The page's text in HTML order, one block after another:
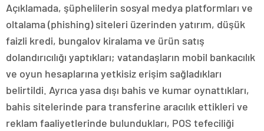
Açıklamada, şüphelilerin sosyal medya platformları ve
oltalama (phishing) siteleri üzerinden yatırım, düşük
faizli kredi, bungalov kiralama ve ürün satış
dolandırıcılığı yaptıkları; vatandaşların mobil bankacılık
ve oyun hesaplarına yetkisiz erişim sağladıkları
belirtildi. Ayrıca yasa dışı bahis ve kumar oynattıkları,
bahis sitelerinde para transferine aracılık ettikleri ve
reklam faaliyetlerinde bulundukları, POS tefeciliği